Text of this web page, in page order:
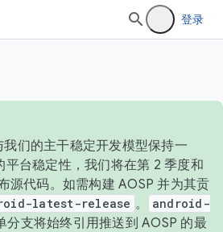
登录
们的主干稳定开发模型保持一
平台稳定性，我们将在第 2 季度和
源代码。如需构建 AOSP 并为其贡
latest-release 。
android-
分支将始终引用推送到 AOSP 的最